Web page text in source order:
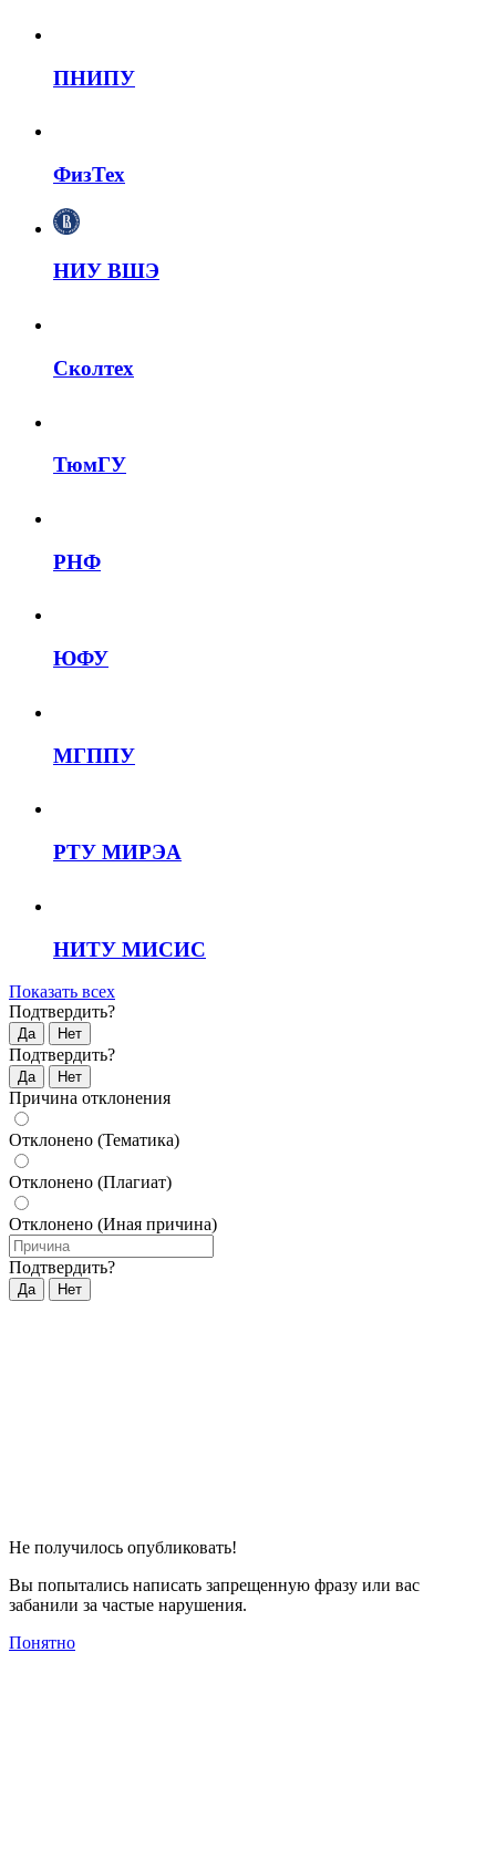
ПНИПУ
ФизТех
НИУ ВШЭ
Сколтех
ТюмГУ
РНФ
ЮФУ
МГППУ
РТУ МИРЭА
НИТУ МИСИС
Показать всех
Подтвердить?
Да Нет
Подтвердить?
Да Нет
Причина отклонения
Отклонено (Тематика)
Отклонено (Плагиат)
Отклонено (Иная причина)
Подтвердить?
Да Нет
Не получилось опубликовать!
Вы попытались написать запрещенную фразу или вас
забанили за частые нарушения.
Понятно